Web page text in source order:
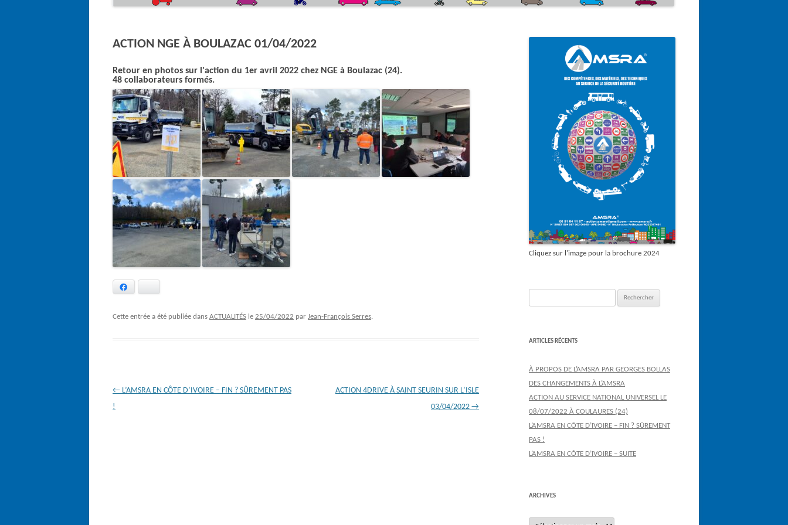
ROUES
LA PISTE DE SÉCURITÉ ROUTIÈRE
ACTION NGE À BOULAZAC 01/04/2022
Retour en photos sur l'action du 1er avril 2022 chez NGE à Boulazac (24).
48 collaborateurs formés.
Cette entrée a été publiée dans ACTUALITÉS le 25/04/2022 par Jean-François Serres.
Navigation
des
← L’AMSRA EN CÔTE D’IVOIRE – FIN ? SÛREMENT PAS
!
ACTION 4DRIVE À SAINT SEURIN SUR L’ISLE
03/04/2022 →
Cliquez sur l'image pour la brochure 2024
ARTICLES RÉCENTS
À PROPOS DE L’AMSRA PAR GEORGES BOLLAS
DES CHANGEMENTS À L’AMSRA
ACTION AU SERVICE NATIONAL UNIVERSEL LE
08/07/2022 À COULAURES (24)
L’AMSRA EN CÔTE D’IVOIRE – FIN ? SÛREMENT
PAS !
L’AMSRA EN CÔTE D’IVOIRE – SUITE
ARCHIVES
Archives